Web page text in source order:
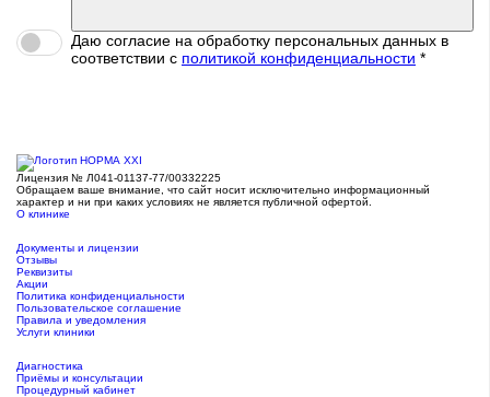
Даю согласие на обработку персональных данных в
соответствии c политикой конфиденциальности *
Лицензия № Л041-01137-77/00332225
Обращаем ваше внимание, что сайт носит исключительно информационный
характер и ни при каких условиях не является публичной офертой.
О клинике
Документы и лицензии
Отзывы
Реквизиты
Акции
Политика конфиденциальности
Пользовательское соглашение
Правила и уведомления
Услуги клиники
Диагностика
Приёмы и консультации
Процедурный кабинет